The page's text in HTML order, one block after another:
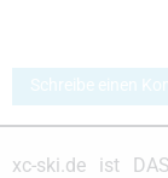
Schreibe einen
xc-ski.de ist